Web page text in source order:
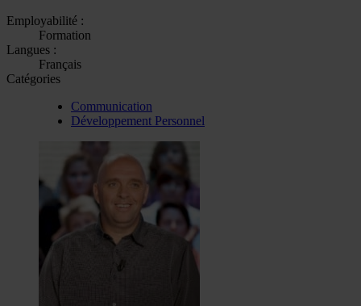
Employabilité :
Formation
Langues :
Français
Catégories
Communication
Développement Personnel